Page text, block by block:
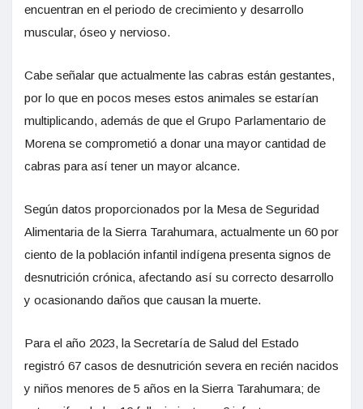
encuentran en el periodo de crecimiento y desarrollo
muscular, óseo y nervioso.
Cabe señalar que actualmente las cabras están gestantes,
por lo que en pocos meses estos animales se estarían
multiplicando, además de que el Grupo Parlamentario de
Morena se comprometió a donar una mayor cantidad de
cabras para así tener un mayor alcance.
Según datos proporcionados por la Mesa de Seguridad
Alimentaria de la Sierra Tarahumara, actualmente un 60 por
ciento de la población infantil indígena presenta signos de
desnutrición crónica, afectando así su correcto desarrollo
y ocasionando daños que causan la muerte.
Para el año 2023, la Secretaría de Salud del Estado
registró 67 casos de desnutrición severa en recién nacidos
y niños menores de 5 años en la Sierra Tarahumara; de